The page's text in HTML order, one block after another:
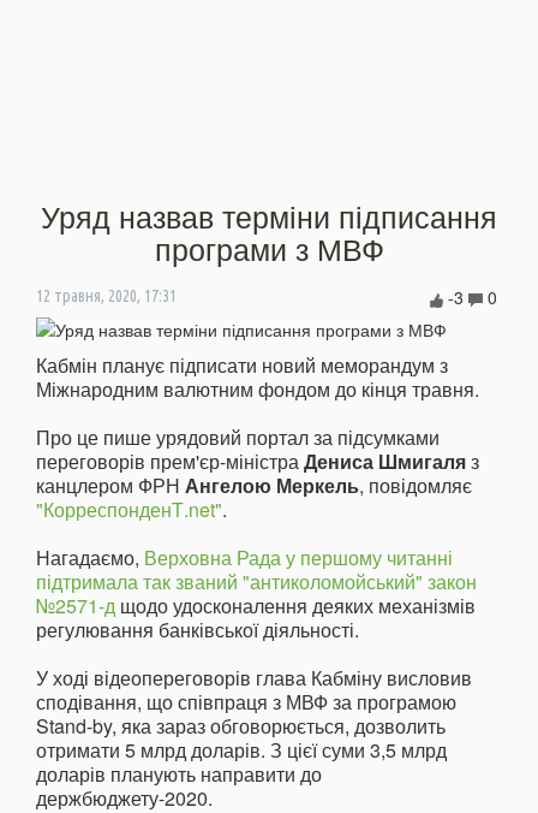
Уряд назвав терміни підписання
програми з МВФ
12 травня, 2020, 17:31 0
-3
Кабмін планує підписати новий меморандум з
Міжнародним валютним фондом до кінця травня.
Про це пише урядовий портал за підсумками
переговорів прем'єр-міністраДениса Шмигаляз
канцлером ФРН Ангелою Меркель, повідомляє
"КорреспонденТ.net".
Нагадаємо, Верховна Рада у першому читанні
підтримала так званий "антиколомойський" закон
№2571-д щодо удосконалення деяких механізмів
регулювання банківської діяльності.
У ході відеопереговорів глава Кабміну висловив
сподівання, що співпраця з МВФ за програмою
Stand-by, яка зараз обговорюється, дозволить
отримати 5 млрд доларів. З цієї суми 3,5 млрд
доларів планують направити до
держбюджету-2020.